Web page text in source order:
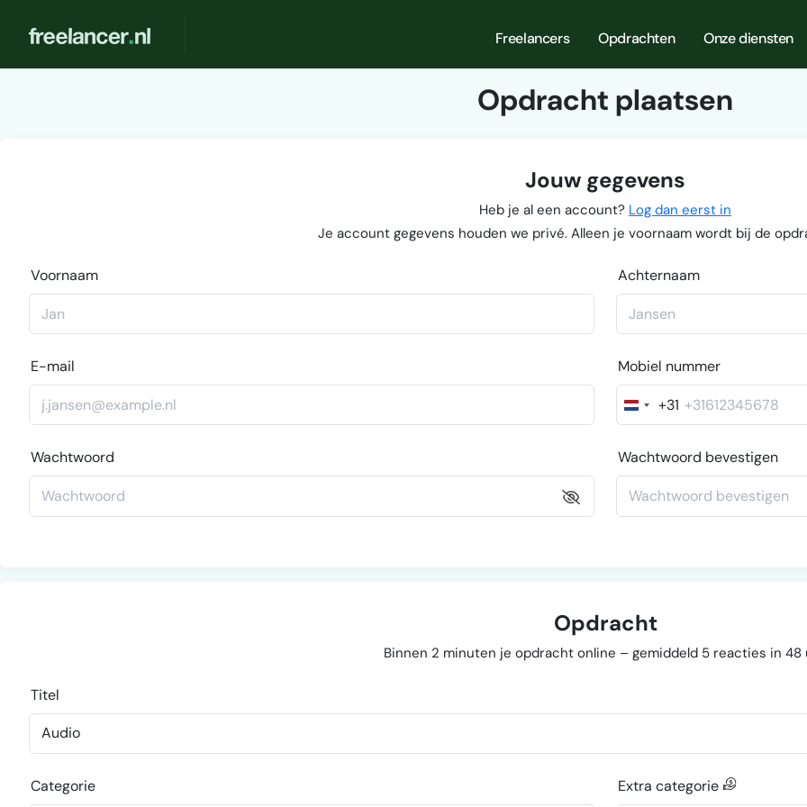
Freelancers Opdrachten Onze diensten
Opdracht plaatsen
Jouw gegevens
Heb je al een account? Log dan eerst in
Je account gegevens houden we privé. Alleen je voornaam wordt bij de
Voornaam Achternaam
E-mail Mobiel nummer
Nederland
+31
+31
Wachtwoord Wachtwoord bevestigen
Opdracht
Binnen 2 minuten je opdracht online – gemiddeld 5 reacties in 48
Titel
Categorie Extra categorie